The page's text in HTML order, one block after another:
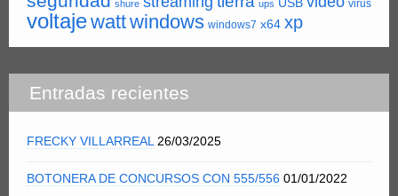
shure ups USB virus
voltajewattwindows windows7 x64 xp
Entradas recientes
FRECKY VILLARREAL 26/03/2025
BOTONERA DE CONCURSOS CON 555/556 01/01/2022